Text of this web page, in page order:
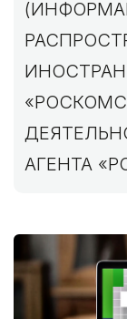
АГЕНТА